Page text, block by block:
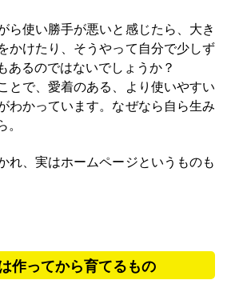
ら使い勝手が悪いと感じたら、大き
かけたり、そうやって自分で少しず
あるのではないでしょうか？
とで、愛着のある、より使いやすい
わかっています。なぜなら自ら生み
。
れ、実はホームページというものも
作ってから育てるもの